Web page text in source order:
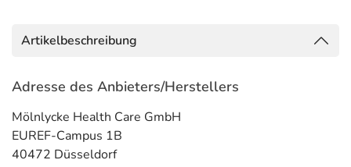
Artikelbeschreibung
Adresse des Anbieters/Herstellers
Mölnlycke Health Care GmbH
EUREF-Campus 1B
40472 Düsseldorf